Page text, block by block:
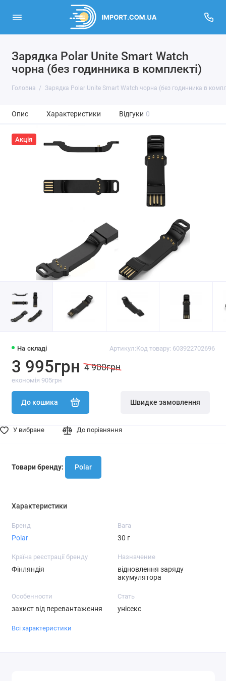
Зарядка Polar Unite Smart Watch
чорна (без годинника в комплекті)
Головна Зарядка Polar Unite Smart Watch чорна (без годинника в
Опис Характеристики Відгуки 0
Акція
На складі Код товару: 603922702696
Артикул:
3 995грн 4 900грн
економія 905грн
До кошика Швидке замовлення
У вибране До порівняння
Товари бренду: Polar
Характеристики
Бренд
Polar
Вага
30 г
Країна реєстрації бренду
Фінляндія
Назначение
відновлення заряду
акумулятора
Особенности
захист від перевантаження
Стать
унісекс
Всі характеристики